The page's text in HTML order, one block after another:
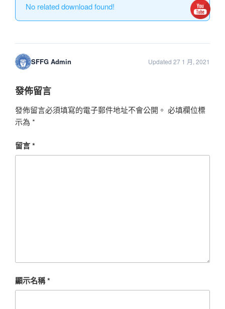
No related download found!
SFFG Admin Updated 27 1 月, 2021
發佈留言
發佈留言必須填寫的電子郵件地址不會公開。 必填欄位標
示為 *
留言*
顯示名稱*